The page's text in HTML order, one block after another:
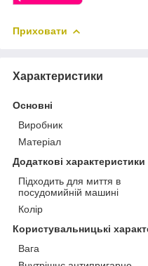
Приховати
Характеристики
Основні
Виробник
Матеріал
Додаткові характеристики
Підходить для миття в
посудомийній машині
Колір
Користувальницькі
Вага